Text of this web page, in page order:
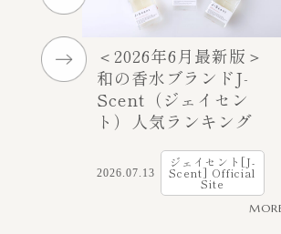
＜2026年6月最新版＞
和の香水ブランドJ-
Scent（ジェイセン
ト）人気ランキング
2026.07.13
ジェイセント[J-
Scent] Official
Site